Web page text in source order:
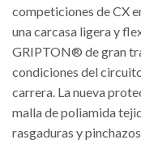
competiciones de CX
una carcasa ligera y
GRIPTON® de gran
condiciones del
carrera. La nueva
malla de poliamida
rasgaduras y